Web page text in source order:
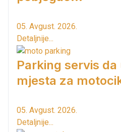
05. Avgust. 2026.
Detaljnije...
Parking servis
mjesta za
05. Avgust. 2026.
Detaljnije...